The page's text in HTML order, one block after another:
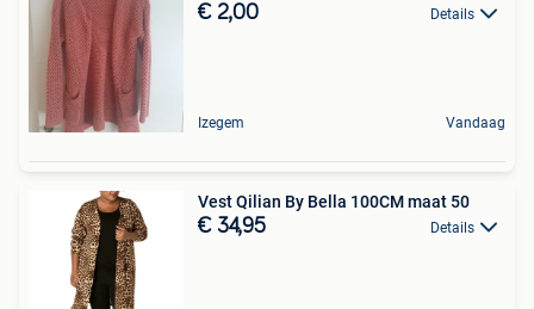
€ 2,00 Details
Izegem Vandaag
Vest Qilian By Bella 100CM maat 50
€ 34,95 Details